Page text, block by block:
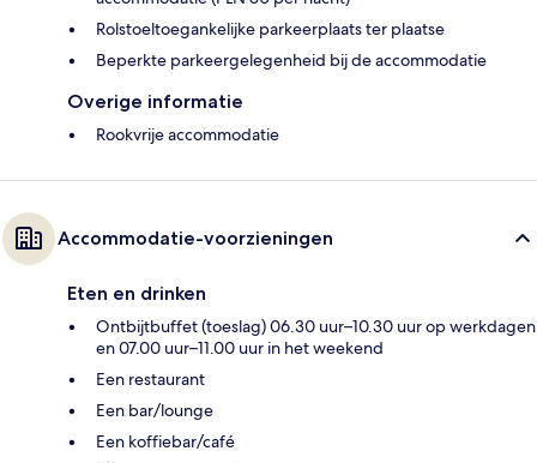
Rolstoeltoegankelijke parkeerplaats ter plaatse
Beperkte parkeergelegenheid bij de accommodatie
Overige informatie
Rookvrije accommodatie
Accommodatie-voorzieningen
Eten en drinken
Ontbijtbuffet (toeslag) 06.30 uur–10.30 uur op werkdagen
en 07.00 uur–11.00 uur in het weekend
Een restaurant
Een bar/lounge
Een koffiebar/café